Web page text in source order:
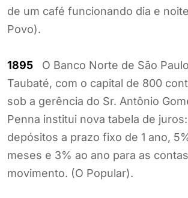
de um café funcionando dia e
Povo).
1895 O Banco Norte de São
Taubaté, com o capital de 800
sob a gerência do Sr. Antônio
Penna institui nova tabela de
depósitos a prazo fixo de 1 ano,
meses e 3% ao ano para as
movimento. (O Popular).